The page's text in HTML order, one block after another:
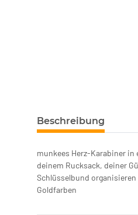
Beschreibung
munkees Herz-Karabiner
deinem Rucksack, deiner
Schlüsselbund
Goldfarben